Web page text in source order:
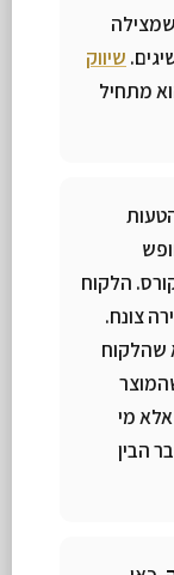
שיווק
מתחיל
הלקוח
צונח.
שהלקוח
מי
הבין